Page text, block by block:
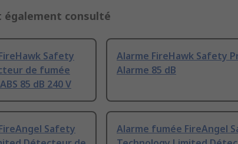
également consulté
Safety
de fumée
85 dB 240 V
Alarme FireHawk Safety
Alarme 85 dB
Safety
Alarme fumée FireAngel